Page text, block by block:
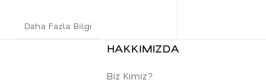
Daha Fazla Bilgi
HAKKIMIZDA
Biz Kimiz?